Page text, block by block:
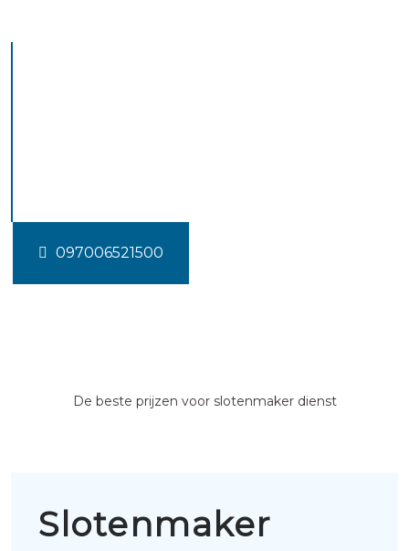
097006521500
De beste prijzen voor slotenmaker dienst
Slotenmaker